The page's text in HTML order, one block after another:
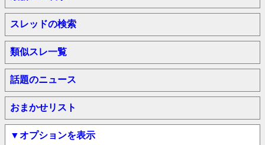
スレッドの検索
類似スレ一覧
話題のニュース
おまかせリスト
▼オプションを表示